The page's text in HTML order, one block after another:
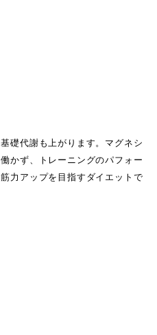
礎代謝も上がります。マグネシ
かず、トレーニングのパフォー
力アップを目指すダイエットで